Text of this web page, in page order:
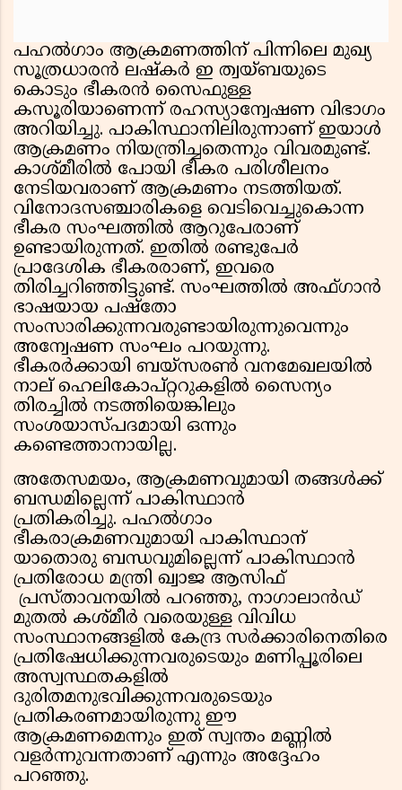
പഹൽഗാം ആക്രമണത്തിന് പിന്നിലെ മുഖ്യ
സൂത്രധാരൻ ലഷ്‌കർ ഇ ത്വയ്ബയുടെ
കൊടും ഭീകരൻ സൈഫുള്ള
കസൂരിയാണെന്ന് രഹസ്യാന്വേഷണ വിഭാഗം
അറിയിച്ചു. പാകിസ്ഥാനിലിരുന്നാണ് ഇയാൾ
ആക്രമണം നിയന്ത്രിച്ചതെന്നും വിവരമുണ്ട്.
കാശ്മീരിൽ പോയി ഭീകര പരിശീലനം
നേടിയവരാണ് ആക്രമണം നടത്തിയത്.
വിനോദസഞ്ചാരികളെ വെടിവെച്ചുകൊന്ന
ഭീകര സംഘത്തിൽ ആറുപേരാണ്
ഉണ്ടായിരുന്നത്. ഇതിൽ രണ്ടുപേർ
പ്രാദേശിക ഭീകരരാണ്, ഇവരെ
തിരിച്ചറിഞ്ഞിട്ടുണ്ട്. സംഘത്തിൽ അഫ്ഗാൻ
ഭാഷയായ പഷ്തോ
സംസാരിക്കുന്നവരുണ്ടായിരുന്നുവെന്നും
അന്വേഷണ സംഘം പറയുന്നു.
ഭീകരർക്കായി ബയ്‌സരൺ വനമേഖലയിൽ
നാല് ഹെലികോപ്റ്ററുകളിൽ സൈന്യം
തിരച്ചിൽ നടത്തിയെങ്കിലും
സംശയാസ്പദമായി ഒന്നും
കണ്ടെത്താനായില്ല.
അതേസമയം, ആക്രമണവുമായി തങ്ങൾക്ക്
ബന്ധമില്ലെന്ന് പാകിസ്ഥാൻ
പ്രതികരിച്ചു. പഹൽഗാം
ഭീകരാക്രമണവുമായി പാകിസ്ഥാന്
യാതൊരു ബന്ധവുമില്ലെന്ന് പാകിസ്ഥാൻ
പ്രതിരോധ മന്ത്രി ഖ്വാജ ആസിഫ്
പ്രസ്താവനയിൽ പറഞ്ഞു, നാഗാലാൻഡ്
മുതൽ കശ്മീർ വരെയുള്ള വിവിധ
സംസ്ഥാനങ്ങളിൽ കേന്ദ്ര സർക്കാരിനെതിരെ
പ്രതിഷേധിക്കുന്നവരുടെയും മണിപ്പൂരിലെ
അസ്വസ്ഥതകളിൽ
ദുരിതമനുഭവിക്കുന്നവരുടെയും
പ്രതികരണമായിരുന്നു ഈ
ആക്രമണമെന്നും ഇത് സ്വന്തം മണ്ണിൽ
വളർന്നുവന്നതാണ് എന്നും അദ്ദേഹം
പറഞ്ഞു.